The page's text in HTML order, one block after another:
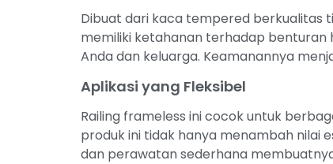
Dibuat dari kaca tempered berkualitas
memiliki ketahanan terhadap benturan
Anda dan keluarga. Keamanannya
Aplikasi yang Fleksibel
Railing frameless ini cocok untuk
produk ini tidak hanya menambah nilai
dan perawatan sederhana